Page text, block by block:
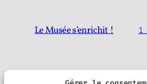
Le Musée s’enrichit ! 1